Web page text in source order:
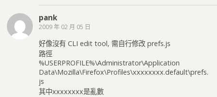
pank
2009 年 02 月 05 日
好像沒有 CLI edit tool, 需自行修改 prefs.js
路徑
%USERPROFILE%\Administrator\Application
Data\Mozilla\Firefox\Profiles\xxxxxxxx.default\prefs.
js
其中xxxxxxxx是亂數